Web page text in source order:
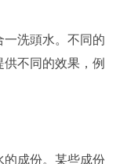
洗頭水。不同的
不同的效果，例
成份。某些成份